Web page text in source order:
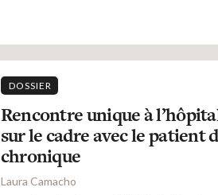
DOSSIER
Rencontre unique à
sur le cadre avec le patient
chronique
Laura Camacho